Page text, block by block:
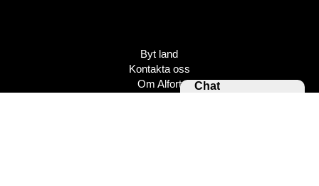
Byt land
Kontakta oss
Om Alfort
Chat